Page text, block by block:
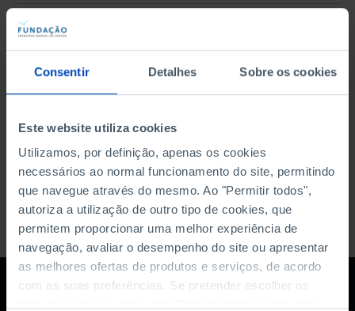
Consentir Detalhes Sobre os cookies
Este website utiliza cookies
Utilizamos, por definição, apenas os cookies
necessários ao normal funcionamento do site, permitindo
que navegue através do mesmo. Ao "Permitir todos",
autoriza a utilização de outro tipo de cookies, que
permitem proporcionar uma melhor experiência de
navegação, avaliar o desempenho do site ou apresentar
as melhores ofertas de produtos e serviços, de acordo
com as suas preferências. Se pretender escolher os
DATA DE INÍCIO
DATA DE FIM